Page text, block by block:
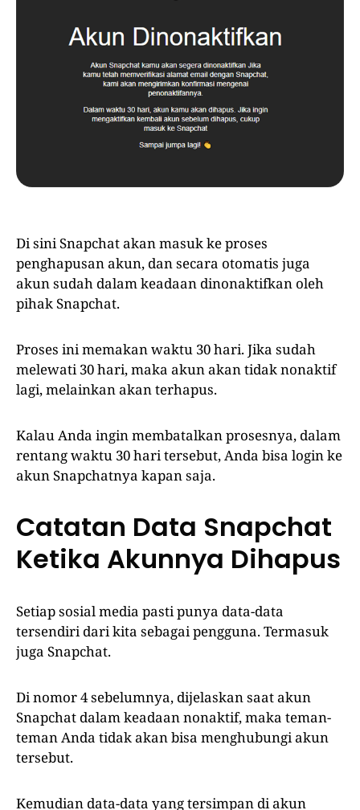
Di sini Snapchat akan masuk ke proses
penghapusan akun, dan secara otomatis juga
akun sudah dalam keadaan dinonaktifkan oleh
pihak Snapchat.
Proses ini memakan waktu 30 hari. Jika sudah
melewati 30 hari, maka akun akan tidak nonaktif
lagi, melainkan akan terhapus.
Kalau Anda ingin membatalkan prosesnya, dalam
rentang waktu 30 hari tersebut, Anda bisa login ke
akun Snapchatnya kapan saja.
Catatan Data Snapchat
Ketika Akunnya Dihapus
Setiap sosial media pasti punya data-data
tersendiri dari kita sebagai pengguna. Termasuk
juga Snapchat.
Di nomor 4 sebelumnya, dijelaskan saat akun
Snapchat dalam keadaan nonaktif, maka teman-
teman Anda tidak akan bisa menghubungi akun
tersebut.
Kemudian data-data yang tersimpan di akun